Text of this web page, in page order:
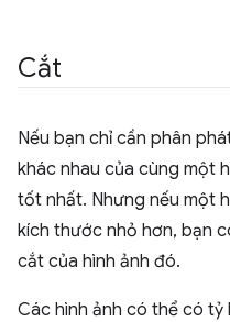
Cắt
Nếu bạn chỉ cần phân
khác nhau của cùng một
tốt nhất. Nhưng nếu một
kích thước nhỏ hơn, bạn
cắt của hình ảnh đó.
Các hình ảnh có thể có tỷ